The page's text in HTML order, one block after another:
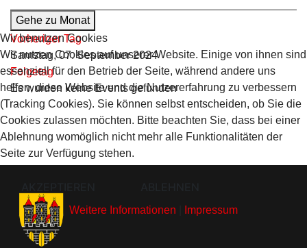
Gehe zu Monat
Vorheriger Tag
Samstag, 07. September 2024
Folgetag
Es wurden keine Events gefunden
Wir benutzen Cookies
Wir nutzen Cookies auf unserer Website. Einige von ihnen sind
essenziell für den Betrieb der Seite, während andere uns
helfen, diese Website und die Nutzererfahrung zu verbessern
(Tracking Cookies). Sie können selbst entscheiden, ob Sie die
Cookies zulassen möchten. Bitte beachten Sie, dass bei einer
Ablehnung womöglich nicht mehr alle Funktionalitäten der
Seite zur Verfügung stehen.
Weitere Informationen Impressum